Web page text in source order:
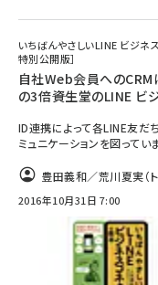
いちばんやさしいLINE ビジネ
特別公開版］
自社Web会員へのCRM
の3倍――資生堂のLINE ビ
ID連携によって各LINE友だ
ミュニケーションを図ってい
豊田義和／荒川夏実（
2016年10月31日 7:00